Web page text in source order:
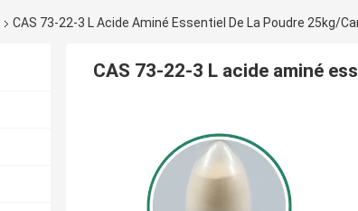
CAS 73-22-3 L Acide Aminé Essentiel De La Poudre 25kg/
CAS 73-22-3 L acide aminé